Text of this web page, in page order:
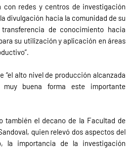
con redes y centros de investigación
divulgación hacia la comunidad de su
de conocimiento hacia
su utilización y aplicación en áreas
“el alto nivel de producción alcanzada
buena forma este importante
también el decano de la Facultad de
quien relevó dos aspectos del
la importancia de la investigación